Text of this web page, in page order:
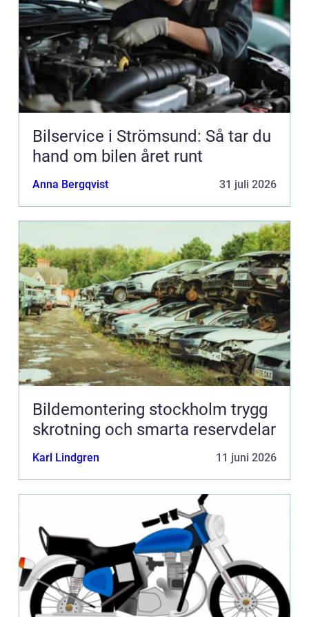
Bilservice i Strömsund: Så tar du
hand om bilen året runt
Anna Bergqvist 31 juli 2026
Bildemontering stockholm trygg
skrotning och smarta reservdelar
Karl Lindgren 11 juni 2026